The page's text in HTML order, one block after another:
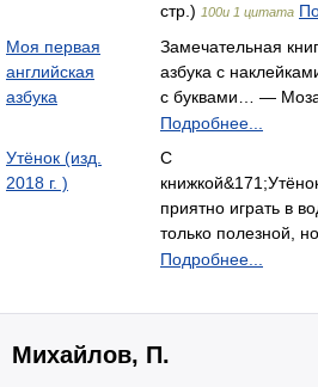
стр.) 100и 1 цитата
Моя первая
английская
азбука
Замечательная
азбука с
с буквами… —
Подробнее...
Утёнок (изд.
2018 г. )
С
приятно играть в
только полезной,
Подробнее...
Михайлов, П.